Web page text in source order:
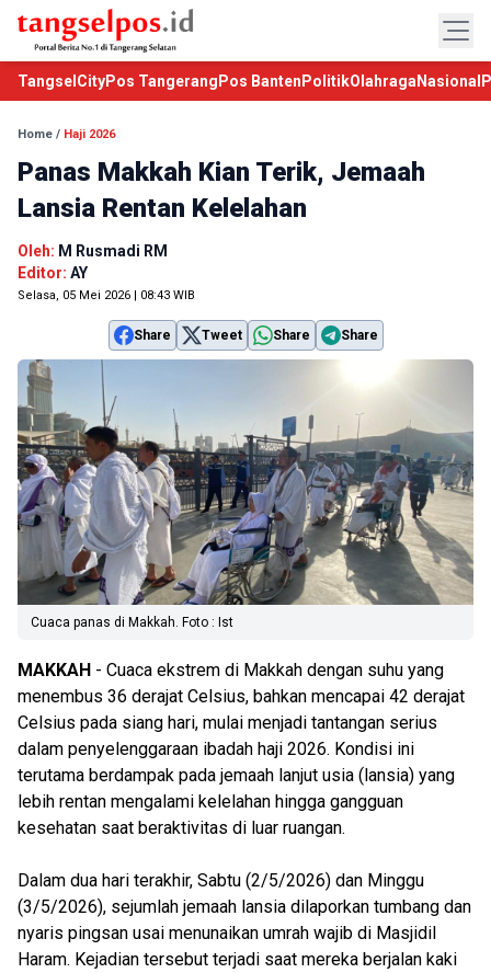
TangselCityPos Tangerang Pos Banten PolitikOlahraga Nasional
Home / Haji 2026
Panas Makkah Kian Terik, Jemaah
Lansia Rentan Kelelahan
Oleh: M Rusmadi RM
Editor: AY
Selasa, 05 Mei 2026 | 08:43 WIB
Share Tweet Share Share
Cuaca panas di Makkah. Foto : Ist
MAKKAH - Cuaca ekstrem di Makkah dengan suhu yang
menembus 36 derajat Celsius, bahkan mencapai 42 derajat
Celsius pada siang hari, mulai menjadi tantangan serius
dalam penyelenggaraan ibadah haji 2026. Kondisi ini
terutama berdampak pada jemaah lanjut usia (lansia) yang
lebih rentan mengalami kelelahan hingga gangguan
kesehatan saat beraktivitas di luar ruangan.
Dalam dua hari terakhir, Sabtu (2/5/2026) dan Minggu
(3/5/2026), sejumlah jemaah lansia dilaporkan tumbang dan
nyaris pingsan usai menunaikan umrah wajib di Masjidil
Haram. Kejadian tersebut terjadi saat mereka berjalan kaki